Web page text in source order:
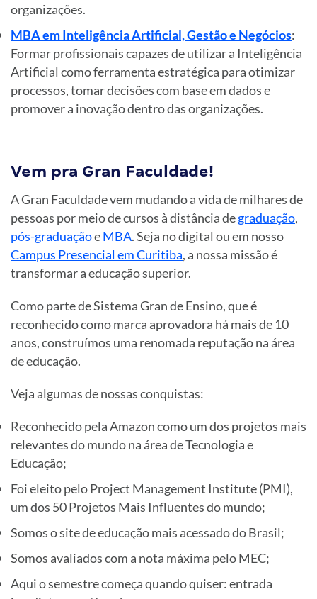
organizações.
MBA em Inteligência Artificial, Gestão e Negócios:
Formar profissionais capazes de utilizar a Inteligência
Artificial como ferramenta estratégica para otimizar
processos, tomar decisões com base em dados e
promover a inovação dentro das organizações.
Vem pra Gran Faculdade!
A Gran Faculdade vem mudando a vida de milhares de
pessoas por meio de cursos à distância degraduação,
pós-graduaçãoeMBA. Seja no digital ou em nosso
Campus Presencial em Curitiba, a nossa missão é
transformar a educação superior.
Como parte de Sistema Gran de Ensino, que é
reconhecido como marca aprovadora há mais de 10
anos, construímos uma renomada reputação na área
de educação.
Veja algumas de nossas conquistas:
Reconhecido pela Amazon como um dos projetos mais
relevantes do mundo na área de Tecnologia e
Educação;
Foi eleito pelo Project Management Institute (PMI),
um dos 50 Projetos Mais Influentes do mundo;
Somos o site de educação mais acessado do Brasil;
Somos avaliados com a nota máxima pelo MEC;
Aqui o semestre começa quando quiser: entrada